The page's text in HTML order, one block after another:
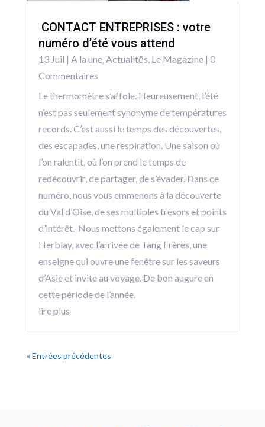
CONTACT ENTREPRISES : votre
numéro d’été vous attend
13 Juil | A la une, Actualitēs Le Magazine| 0
Commentaires
Le thermomètre s’affole. Heureusement, l’été
n’est pas seulement synonyme de températures
records. C’est aussi le temps des découvertes,
des escapades, une respiration. Une saison où
l’on ralentit, où l’on prend le temps de
redécouvrir, de partager, de s’évader. Dans ce
numéro, nous vous emmenons à la découverte
du Val d’Oise, de ses multiples trésors et points
d’intérêt. Nous mettons également le cap sur
Herblay, avec l’arrivée de Tang Frères, une
enseigne qui ouvre une fenêtre sur les saveurs
d’Asie et invite au voyage. De bon augure en
cette période de l’année.
lire plus
« Entrées précédentes